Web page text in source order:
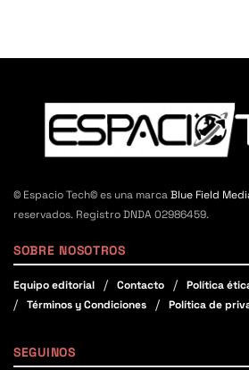
© Espacio Tech© es una marcaBlue Field
reservados. Registro DNDA 02986459.
SOBRE NOSOTROS
Equipo editorial Contacto
Política
Términos y Condiciones
Política de
SEGUINOS